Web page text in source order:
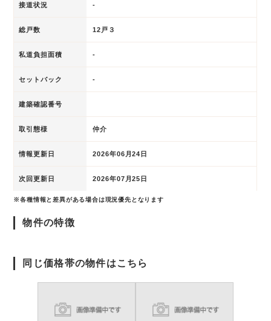
接道状況 -
総戸数 12戸３
私道負担面積 -
セットバック -
建築確認番号
取引態様 仲介
情報更新日 2026年06月24日
次回更新日 2026年07月25日
※各種情報と差異がある場合は現況優先となります
物件の特徴
同じ価格帯の物件はこちら